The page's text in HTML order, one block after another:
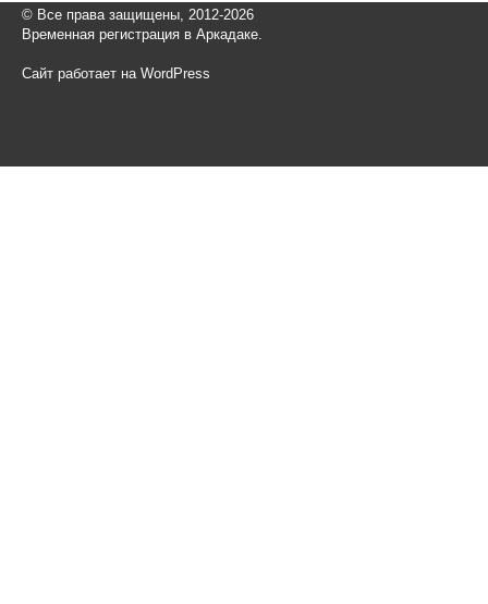
© Все права защищены, 2012-2026
Временная регистрация в Аркадаке.
Сайт работает на WordPress